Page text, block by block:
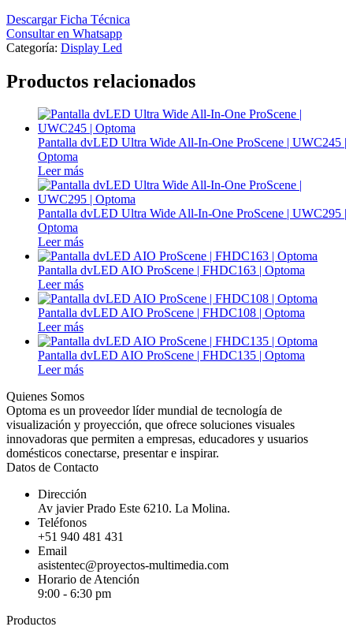
Descargar Ficha Técnica
Consultar en Whatsapp
Categoría: Display Led
Productos relacionados
Pantalla dvLED Ultra Wide All-In-One ProScene | UWC245 |
Optoma
Leer más
Pantalla dvLED Ultra Wide All-In-One ProScene | UWC295 |
Optoma
Leer más
Pantalla dvLED AIO ProScene | FHDC163 | Optoma
Leer más
Pantalla dvLED AIO ProScene | FHDC108 | Optoma
Leer más
Pantalla dvLED AIO ProScene | FHDC135 | Optoma
Leer más
Quienes Somos
Optoma es un proveedor líder mundial de tecnología de
visualización y proyección, que ofrece soluciones visuales
innovadoras que permiten a empresas, educadores y usuarios
domésticos conectarse, presentar e inspirar.
Datos de Contacto
Dirección
Av javier Prado Este 6210. La Molina.
Teléfonos
+51 940 481 431
Email
asistentec@proyectos-multimedia.com
Horario de Atención
9:00 - 6:30 pm
Productos